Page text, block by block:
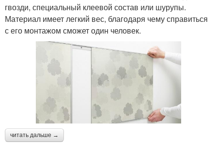
гвозди, специальный клеевой состав или шурупы.
Материал имеет легкий вес, благодаря чему справиться
с его монтажом сможет один человек.
читать дальше →